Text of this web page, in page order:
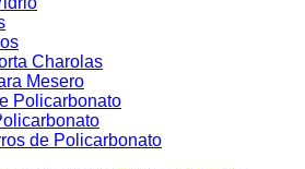
Charolas
Mesero
Policarbonato
de Policarbonato